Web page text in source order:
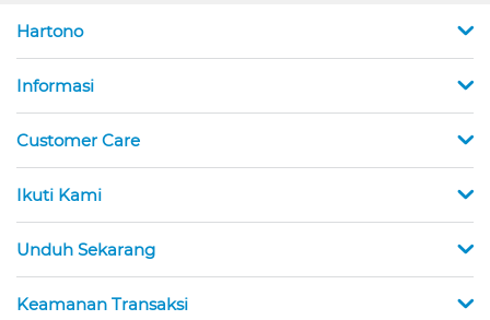
Hartono
Informasi
Customer Care
Ikuti Kami
Unduh Sekarang
Keamanan Transaksi